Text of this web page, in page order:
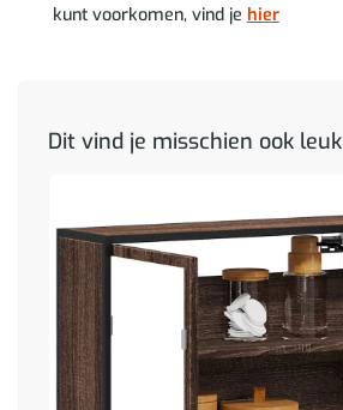
kunt voorkomen, vind je hier
Dit vind je misschien ook leuk